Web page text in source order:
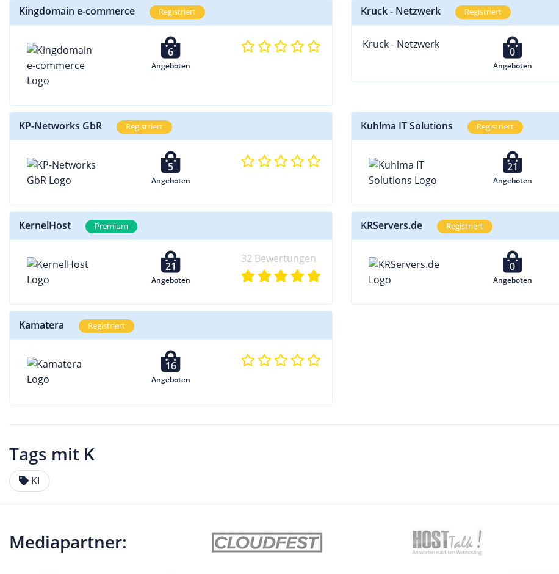
Kingdomain e-commerce Registriert
6
Angeboten
Kruck - Netzwerk Registriert
Kruck - Netzwerk
0
Angeboten
KP-Networks GbR Registriert
5
Angeboten
Kuhlma IT Solutions Registriert
21
Angeboten
KernelHost Premium
21
Angeboten
32 Bewertungen
KRServers.de Registriert
0
Angeboten
Kamatera Registriert
16
Angeboten
Tags mit K
KI
Mediapartner: